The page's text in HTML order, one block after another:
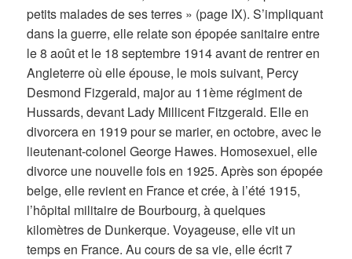
petits malades de ses terres » (page IX). S’impliquant
dans la guerre, elle relate son épopée sanitaire entre
le 8 août et le 18 septembre 1914 avant de rentrer en
Angleterre où elle épouse, le mois suivant, Percy
Desmond Fizgerald, major au 11ème régiment de
Hussards, devant Lady Millicent Fitzgerald. Elle en
divorcera en 1919 pour se marier, en octobre, avec le
lieutenant-colonel George Hawes. Homosexuel, elle
divorce une nouvelle fois en 1925. Après son épopée
belge, elle revient en France et crée, à l’été 1915,
l’hôpital militaire de Bourbourg, à quelques
kilomètres de Dunkerque. Voyageuse, elle vit un
temps en France. Au cours de sa vie, elle écrit 7